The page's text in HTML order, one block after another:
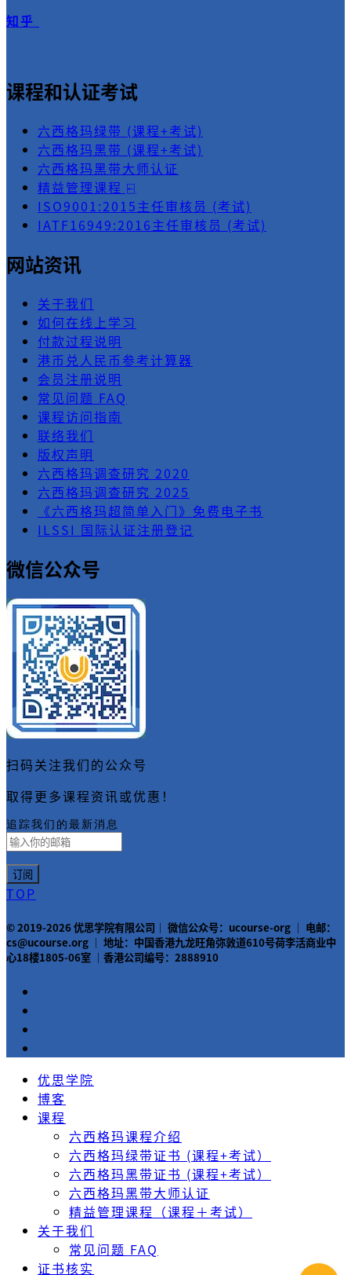
知乎
课程和认证考试
六西格玛绿带 (课程+考试)
六西格玛黑带 (课程+考试)
六西格玛黑带大师认证
精益管理课程 ⍇
ISO9001:2015主任审核员 (考试)
IATF16949:2016主任审核员 (考试)
网站资讯
关于我们
如何在线上学习
付款过程说明
港币兑人民币参考计算器
会员注册说明
常见问题 FAQ
课程访问指南
联络我们
版权声明
六西格玛调查研究 2020
六西格玛调查研究 2025
《六西格玛超简单入门》免费电子书
ILSSI 国际认证注册登记
微信公众号
扫码关注我们的公众号
取得更多课程资讯或优惠！
追踪我们的最新消息
TOP
© 2019-2026 优思学院有限公司｜ 微信公众号：ucourse-org ｜ 电邮：
cs@ucourse.org ｜ 地址：中国香港九龙旺角弥敦道610号荷李活商业中
心18楼1805-06室 ｜香港公司编号：2888910
优思学院
博客
课程
六西格玛课程介绍
六西格玛绿带证书 (课程+考试）
六西格玛黑带证书 (课程+考试）
六西格玛黑带大师认证
精益管理课程（课程＋考试）
关于我们
常见问题 FAQ
证书核实